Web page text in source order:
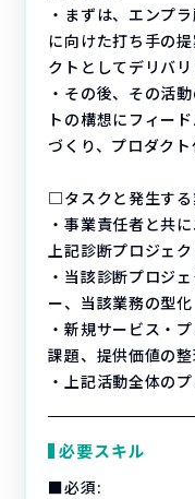
・まずは、エンプ
に向けた打ち手の
クトとしてデリバ
・その後、その活
トの構想にフィー
づくり、プロダクト
□タスクと発生する
・事業責任者と共
上記診断プロジェ
・当該診断プロジ
ー、当該業務の型化
・新規サービス・
課題、提供価値の整
・上記活動全体の
必要スキル
■必須: